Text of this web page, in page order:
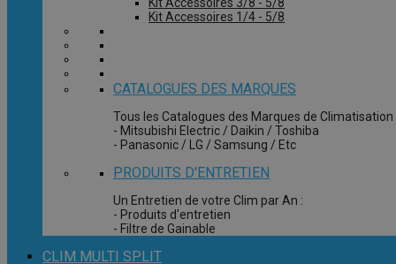
Kit Accessoires 1/4 - 5/8
CATALOGUES DES MARQUES
Tous les Catalogues des Marques de Climatisation
- Mitsubishi Electric / Daikin / Toshiba
- Panasonic / LG / Samsung / Etc
PRODUITS D'ENTRETIEN
Un Entretien de votre Clim par An :
- Produits d'entretien
- Filtre de Gainable
CLIM MULTI SPLIT